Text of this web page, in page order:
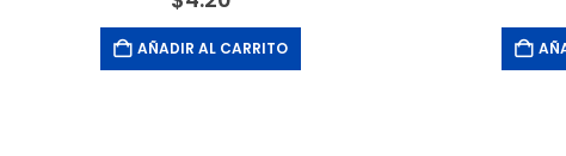
AÑADIR AL CARRITO